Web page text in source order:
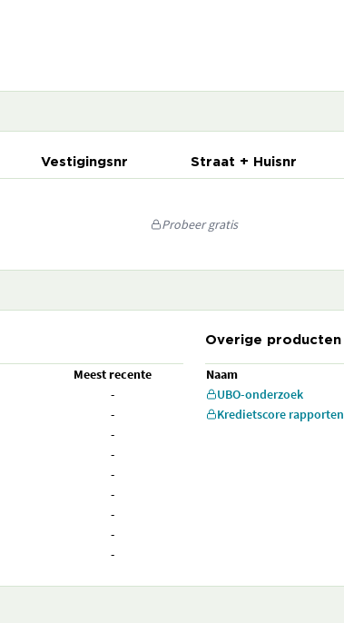
Vestigingsnr Straat + Huisnr
Probeer gratis
Meest recente
-
-
-
-
-
-
-
-
-
Overige producten
Naam
UBO-onderzoek
Kredietscore rapporten